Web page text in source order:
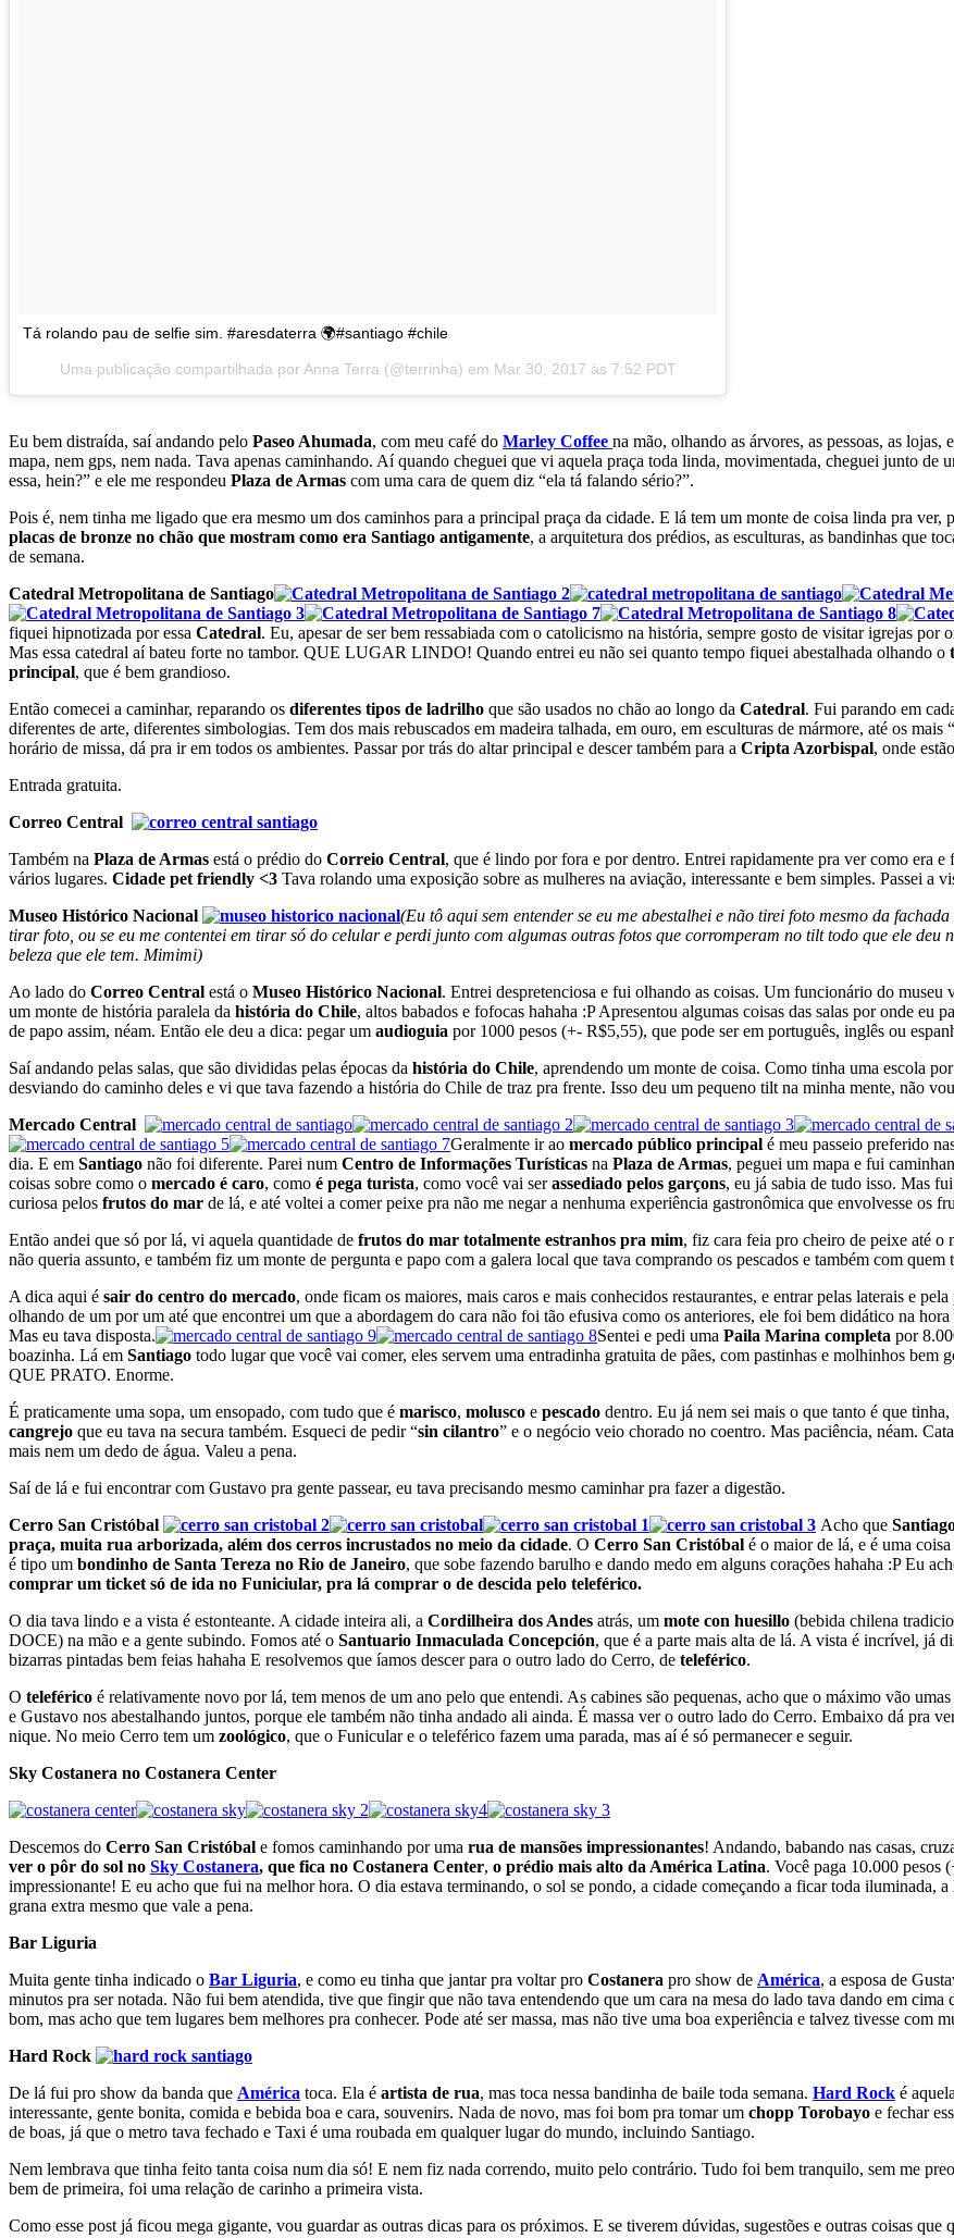
Tá rolando pau de selfie sim. #aresdaterra 🌍#santiago #chile
Uma publicação compartilhada por Anna Terra (@terrinha) em Mar 30, 2017 às 7:52 PDT
Eu bem distraída, saí andando pelo Paseo Ahumada, com meu café do Marley Coffee na mão, olhando as árvores, as pessoas, as
mapa, nem gps, nem nada. Tava apenas caminhando. Aí quando cheguei que vi aquela praça toda linda, movimentada, cheguei junto de
essa, hein?” e ele me respondeu Plaza de Armas com uma cara de quem diz “ela tá falando sério?”.
Pois é, nem tinha me ligado que era mesmo um dos caminhos para a principal praça da cidade. E lá tem um monte de coisa linda pra
placas de bronze no chão que mostram como era Santiago antigamente, a arquitetura dos prédios, as esculturas, as bandinhas que
de semana.
Catedral Metropolitana de Santiago
fiquei hipnotizada por essa Catedral. Eu, apesar de ser bem ressabiada com o catolicismo na história, sempre gosto de visitar igrejas por
Mas essa catedral aí bateu forte no tambor. QUE LUGAR LINDO! Quando entrei eu não sei quanto tempo fiquei abestalhada olhando o
principal, que é bem grandioso.
Então comecei a caminhar, reparando os diferentes tipos de ladrilho que são usados no chão ao longo da Catedral. Fui parando em
diferentes de arte, diferentes simbologias. Tem dos mais rebuscados em madeira talhada, em ouro, em esculturas de mármore, até os
horário de missa, dá pra ir em todos os ambientes. Passar por trás do altar principal e descer também para a Cripta Azorbispal, onde
Entrada gratuita.
Correo Central
Também na Plaza de Armas está o prédio do Correio Central, que é lindo por fora e por dentro. Entrei rapidamente pra ver como era
vários lugares. Cidade pet friendly <3 Tava rolando uma exposição sobre as mulheres na aviação, interessante e bem simples. Passei a
Museo Histórico Nacional
(Eu tô aqui sem entender se eu me abestalhei e não tirei foto mesmo da
tirar foto, ou se eu me contentei em tirar só do celular e perdi junto com algumas outras fotos que corromperam no tilt todo que ele deu
beleza que ele tem. Mimimi)
Ao lado do Correo Central está o Museo Histórico Nacional. Entrei despretenciosa e fui olhando as coisas. Um funcionário do
um monte de história paralela da história do Chile, altos babados e fofocas hahaha :P Apresentou algumas coisas das salas por onde
de papo assim, néam. Então ele deu a dica: pegar um audioguia por 1000 pesos (+- R$5,55), que pode ser em português, inglês ou
Saí andando pelas salas, que são divididas pelas épocas da história do Chile, aprendendo um monte de coisa. Como tinha uma escola
desviando do caminho deles e vi que tava fazendo a história do Chile de traz pra frente. Isso deu um pequeno tilt na minha mente, não
Mercado Central
Geralmente ir ao mercado público principal é meu passeio preferido
dia. E em Santiago não foi diferente. Parei num Centro de Informações Turísticas na Plaza de Armas, peguei um mapa e fui
coisas sobre como o mercado é caro, como é pega turista, como você vai serassediado pelos garçons, eu já sabia de tudo isso. Mas
curiosa pelos frutos do mar de lá, e até voltei a comer peixe pra não me negar a nenhuma experiência gastronômica que envolvesse os
Então andei que só por lá, vi aquela quantidade de frutos do mar totalmente estranhos pra mim, fiz cara feia pro cheiro de peixe até o
não queria assunto, e também fiz um monte de pergunta e papo com a galera local que tava comprando os pescados e também com quem
A dica aqui é sair do centro do mercado, onde ficam os maiores, mais caros e mais conhecidos restaurantes, e entrar pelas laterais e
olhando de um por um até que encontrei um que a abordagem do cara não foi tão efusiva como os anteriores, ele foi bem didático na
Mas eu tava disposta.
Sentei e pedi uma Paila Marina completa por
boazinha. Lá em Santiago todo lugar que você vai comer, eles servem uma entradinha gratuita de pães, com pastinhas e molhinhos bem
QUE PRATO. Enorme.
É praticamente uma sopa, um ensopado, com tudo que é marisco, molusco e pescado dentro. Eu já nem sei mais o que tanto é que
cangrejo que eu tava na secura também. Esqueci de pedir “sin cilantro” e o negócio veio chorado no coentro. Mas paciência, néam.
mais nem um dedo de água. Valeu a pena.
Saí de lá e fui encontrar com Gustavo pra gente passear, eu tava precisando mesmo caminhar pra fazer a digestão.
Cerro San Cristóbal
Acho que
praça, muita rua arborizada, além dos cerros incrustados no meio da cidade. O Cerro San Cristóbal é o maior de lá, e é uma
é tipo um bondinho de Santa Tereza no Rio de Janeiro, que sobe fazendo barulho e dando medo em alguns corações hahaha :P Eu
comprar um ticket só de ida no Funiciular, pra lá comprar o de descida pelo teleférico.
O dia tava lindo e a vista é estonteante. A cidade inteira ali, a Cordilheira dos Andes atrás, um mote con huesillo (bebida chilena
DOCE) na mão e a gente subindo. Fomos até o Santuario Inmaculada Concepción, que é a parte mais alta de lá. A vista é incrível, já
bizarras pintadas bem feias hahaha E resolvemos que íamos descer para o outro lado do Cerro, de teleférico.
O teleférico é relativamente novo por lá, tem menos de um ano pelo que entendi. As cabines são pequenas, acho que o máximo vão
e Gustavo nos abestalhando juntos, porque ele também não tinha andado ali ainda. É massa ver o outro lado do Cerro. Embaixo dá pra
nique. No meio Cerro tem um zoológico, que o Funicular e o teleférico fazem uma parada, mas aí é só permanecer e seguir.
Sky Costanera no Costanera Center
Descemos do Cerro San Cristóbal e fomos caminhando por uma rua de mansões impressionantes! Andando, babando nas casas,
ver o pôr do sol no Sky Costanera, que fica no Costanera Center, o prédio mais alto da América Latina. Você paga 10.000 pesos
impressionante! E eu acho que fui na melhor hora. O dia estava terminando, o sol se pondo, a cidade começando a ficar toda iluminada,
grana extra mesmo que vale a pena.
Bar Liguria
Muita gente tinha indicado o Bar Liguria, e como eu tinha que jantar pra voltar pro Costanera pro show de América, a esposa de
minutos pra ser notada. Não fui bem atendida, tive que fingir que não tava entendendo que um cara na mesa do lado tava dando em
bom, mas acho que tem lugares bem melhores pra conhecer. Pode até ser massa, mas não tive uma boa experiência e talvez tivesse com
Hard Rock
De lá fui pro show da banda que América toca. Ela é artista de rua, mas toca nessa bandinha de baile toda semana. Hard Rock é
interessante, gente bonita, comida e bebida boa e cara, souvenirs. Nada de novo, mas foi bom pra tomar um chopp Torobayo e fechar
de boas, já que o metro tava fechado e Taxi é uma roubada em qualquer lugar do mundo, incluindo Santiago.
Nem lembrava que tinha feito tanta coisa num dia só! E nem fiz nada correndo, muito pelo contrário. Tudo foi bem tranquilo, sem me
bem de primeira, foi uma relação de carinho a primeira vista.
Como esse post já ficou mega gigante, vou guardar as outras dicas para os próximos. E se tiverem dúvidas, sugestões e outras coisas que